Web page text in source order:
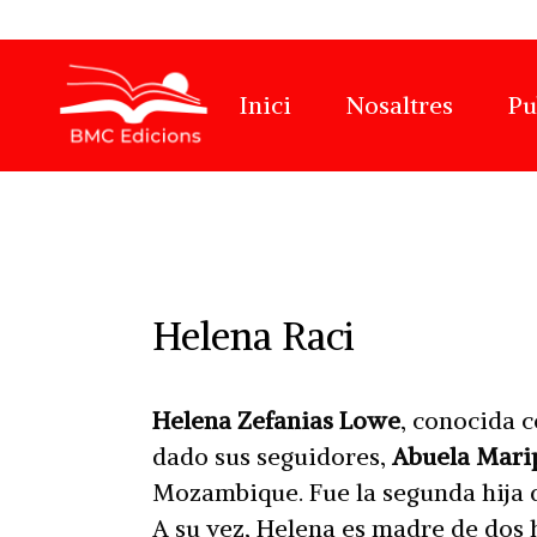
Inici Nosaltres
usuarios
que
opciones
de
juego
Helena Raci
Helena Zefanias Lowe, conocida
dado sus seguidores, Abuela
Mozambique. Fue la segunda hija
A su vez, Helena es madre de